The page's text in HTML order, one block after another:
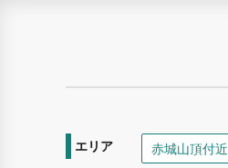
エリア 赤城山頂付近